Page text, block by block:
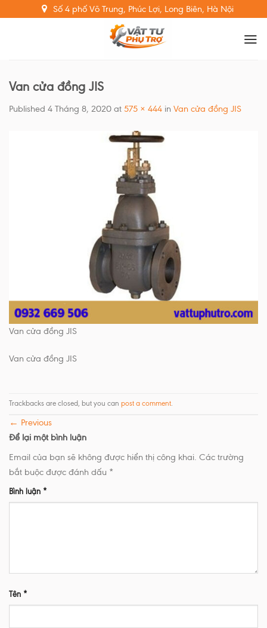
to
Số 4 phố Võ Trung, Phúc Lợi, Long Biên, Hà Nội
Van cửa đồng JIS
Published 4 Tháng 8, 2020 at 575 × 444 in Van cửa đồng JIS
Van cửa đồng JIS
Van cửa đồng JIS
Trackbacks are closed, but you can post a comment.
← Previous
Để lại một bình luận
Email của bạn sẽ không được hiển thị công khai. Các trường
bắt buộc được đánh dấu *
Bình luận *
Tên *